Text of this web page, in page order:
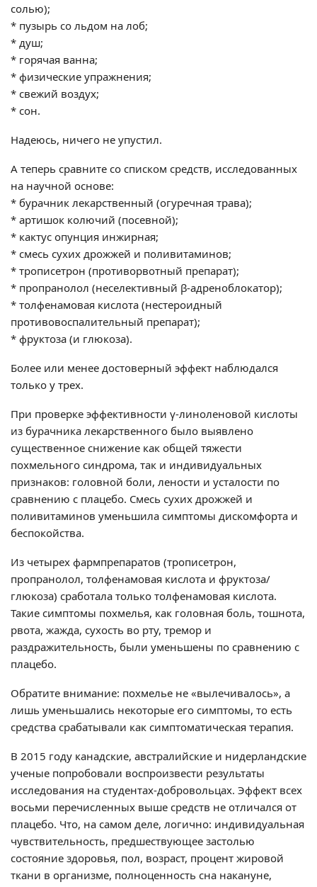
солью);
* пузырь со льдом на лоб;
* душ;
* горячая ванна;
* физические упражнения;
* свежий воздух;
* сон.
Надеюсь, ничего не упустил.
А теперь сравните со списком средств, исследованных
на научной основе:
* бурачник лекарственный (огуречная трава);
* артишок колючий (посевной);
* кактус опунция инжирная;
* смесь сухих дрожжей и поливитаминов;
* трописетрон (противорвотный препарат);
* пропранолол (неселективный β-адреноблокатор);
* толфенамовая кислота (нестероидный
противовоспалительный препарат);
* фруктоза (и глюкоза).
Более или менее достоверный эффект наблюдался
только у трех.
При проверке эффективности γ-линоленовой кислоты
из бурачника лекарственного было выявлено
существенное снижение как общей тяжести
похмельного синдрома, так и индивидуальных
признаков: головной боли, лености и усталости по
сравнению с плацебо. Смесь сухих дрожжей и
поливитаминов уменьшила симптомы дискомфорта и
беспокойства.
Из четырех фармпрепаратов (трописетрон,
пропранолол, толфенамовая кислота и фруктоза/
глюкоза) сработала только толфенамовая кислота.
Такие симптомы похмелья, как головная боль, тошнота,
рвота, жажда, сухость во рту, тремор и
раздражительность, были уменьшены по сравнению с
плацебо.
Обратите внимание: похмелье не «вылечивалось», а
лишь уменьшались некоторые его симптомы, то есть
средства срабатывали как симптоматическая терапия.
В 2015 году канадские, австралийские и нидерландские
ученые попробовали воспроизвести результаты
исследования на студентах-добровольцах. Эффект всех
восьми перечисленных выше средств не отличался от
плацебо. Что, на самом деле, логично: индивидуальная
чувствительность, предшествующее застолью
состояние здоровья, пол, возраст, процент жировой
ткани в организме, полноценность сна накануне,